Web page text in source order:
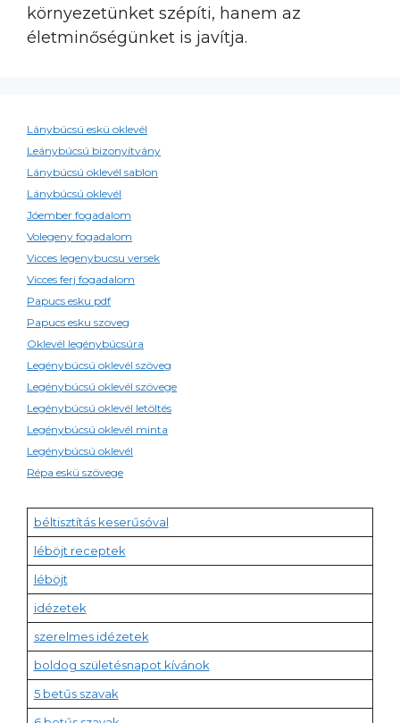
környezetünket szépíti, hanem az
életminőségünket is javítja.
Lánybúcsú eskü oklevél
Leánybúcsú bizonyítvány
Lánybúcsú oklevél sablon
Lánybúcsú oklevél
Jóember fogadalom
Volegeny fogadalom
Vicces legenybucsu versek
Vicces ferj fogadalom
Papucs esku pdf
Papucs esku szoveg
Oklevél legénybúcsúra
Legénybúcsú oklevél szöveg
Legénybúcsú oklevél szövege
Legénybúcsú oklevél letöltés
Legénybúcsú oklevél minta
Legénybúcsú oklevél
Répa eskü szövege
béltisztítás keserűsóval
léböjt receptek
léböjt
idézetek
szerelmes idézetek
boldog születésnapot kívánok
5 betűs szavak